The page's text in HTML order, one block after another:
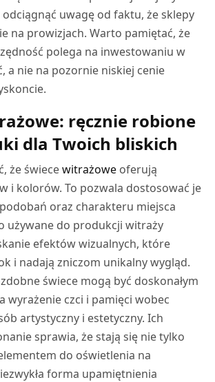
uwagę od faktu, że sklepy
na prowizjach. Warto pamiętać, że
polega na inwestowaniu w
a nie na pozornie niskiej cenie
ręcznie robione
dla Twoich bliskich
że świecewitrażowe oferują
i kolorów. To pozwala dostosować je
oraz charakteru miejsca
używane do produkcji witraży
efektów wizualnych, które
i nadają zniczom unikalny wygląd.
świece mogą być doskonałym
wyrażenie czci i pamięci wobec
artystyczny i estetyczny. Ich
sprawia, że stają się nie tylko
do oświetlenia na
forma upamiętnienia